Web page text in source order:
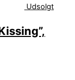
Udsolgt